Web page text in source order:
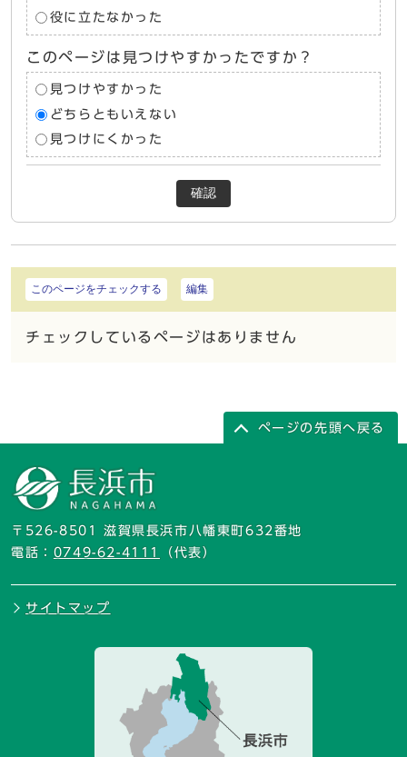
役に立たなかった
このページは見つけやすかったですか？
見つけやすかった
どちらともいえない
見つけにくかった
確認
このページをチェックする 編集
チェックしているページはありません
ページの先頭へ戻る
〒526-8501 滋賀県長浜市八幡東町632番地
電話： 0749-62-4111 （代表）
サイトマップ